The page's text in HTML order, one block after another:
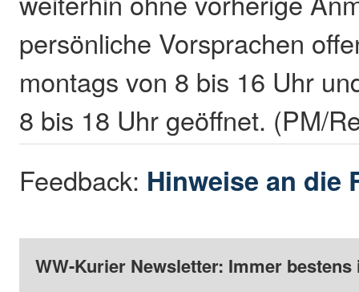
persönliche Vorsprachen
montags von 8 bis 16 Uhr
8 bis 18 Uhr geöffnet. (PM/
Feedback: Hinweise an die
WW-Kurier Newsletter: Immer